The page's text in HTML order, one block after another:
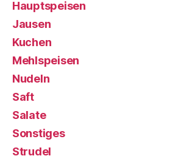
Hauptspeisen
Jausen
Kuchen
Mehlspeisen
Nudeln
Saft
Salate
Sonstiges
Strudel